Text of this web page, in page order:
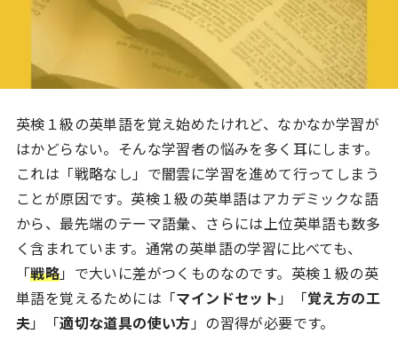
英検１級の英単語を覚え始めたけれど、なかなか学習が
はかどらない。そんな学習者の悩みを多く耳にします。
これは「戦略なし」で闇雲に学習を進めて行ってしまう
ことが原因です。英検１級の英単語はアカデミックな語
から、最先端のテーマ語彙、さらには上位英単語も数多
く含まれています。通常の英単語の学習に比べても、
「戦略」で大いに差がつくものなのです。英検１級の英
単語を覚えるためには「マインドセット」「覚え方の工
夫」「適切な道具の使い方」の習得が必要です。